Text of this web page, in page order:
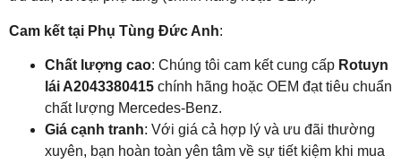
Cam kết tại Phụ Tùng Đức Anh:
Chất lượng cao: Chúng tôi cam kết cung cấp Rotuyn
lái A2043380415 chính hãng hoặc OEM đạt tiêu chuẩn
chất lượng Mercedes-Benz.
Giá cạnh tranh: Với giá cả hợp lý và ưu đãi thường
xuyên, bạn hoàn toàn yên tâm về sự tiết kiệm khi mua